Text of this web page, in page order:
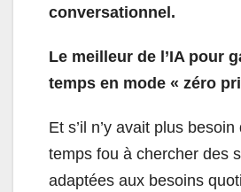
conversationnel.
Le meilleur de l’IA pour
temps en mode « zéro
Et s’il n’y avait plus
temps fou à chercher des
adaptées aux besoins